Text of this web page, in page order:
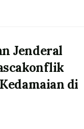
Jenderal
di